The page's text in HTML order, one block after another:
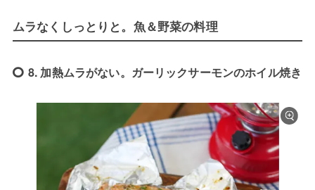
ムラなくしっとりと。魚＆野菜の料理
8. 加熱ムラがない。ガーリックサーモンのホイル焼き